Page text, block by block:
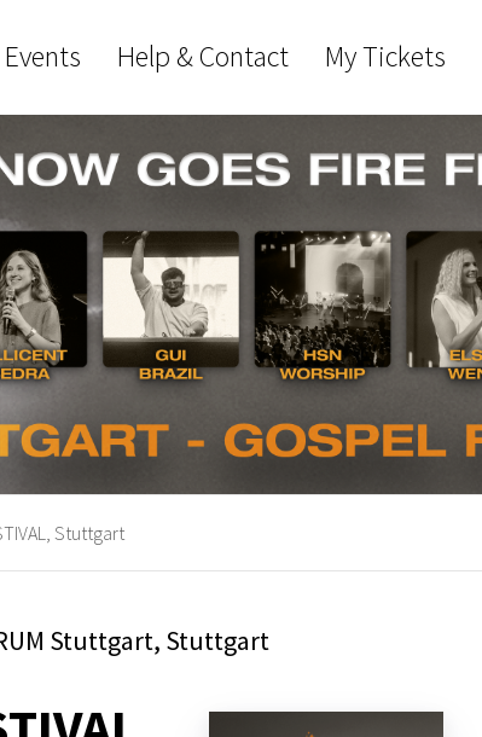
Events Help & Contact My Tickets
Stuttgart
Stuttgart, Stuttgart